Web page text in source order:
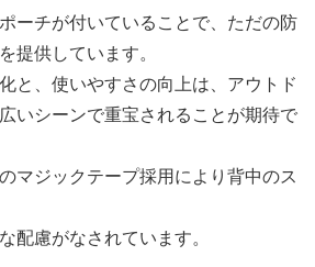
ーチが付いていることで、ただの防
提供しています。
と、使いやすさの向上は、アウトド
いシーンで重宝されることが期待で
マジックテープ採用により背中のス
配慮がなされています。